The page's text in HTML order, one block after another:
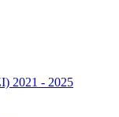
2021 - 2025